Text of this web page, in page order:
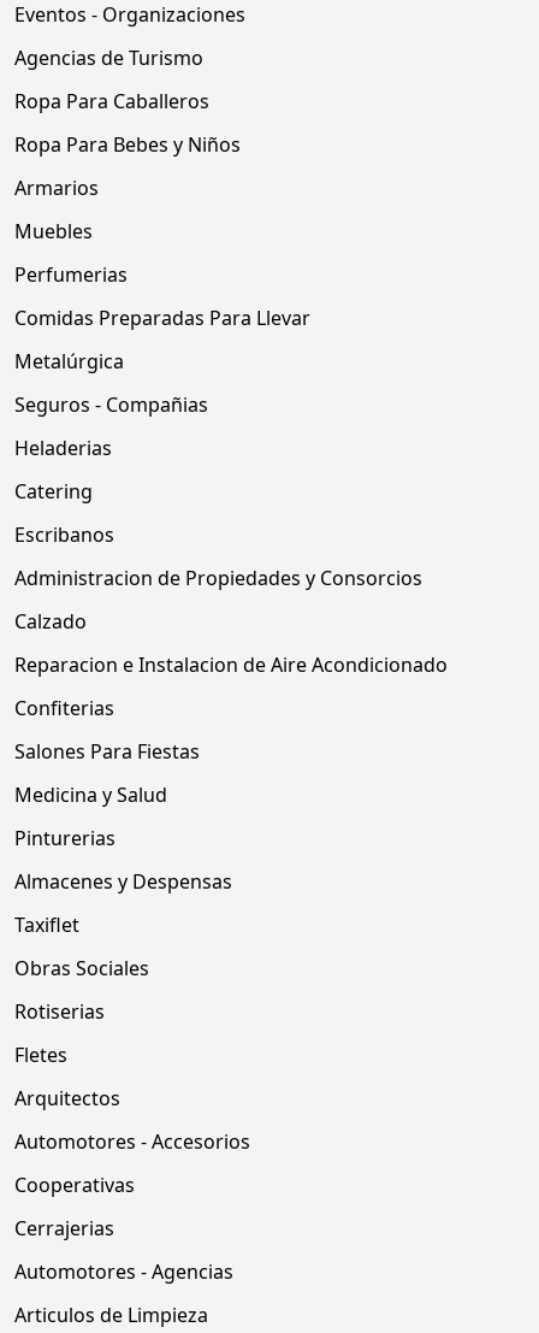
Eventos - Organizaciones
Agencias de Turismo
Ropa Para Caballeros
Ropa Para Bebes y Niños
Armarios
Muebles
Perfumerias
Comidas Preparadas Para Llevar
Metalúrgica
Seguros - Compañias
Heladerias
Catering
Escribanos
Administracion de Propiedades y Consorcios
Calzado
Reparacion e Instalacion de Aire Acondicionado
Confiterias
Salones Para Fiestas
Medicina y Salud
Pinturerias
Almacenes y Despensas
Taxiflet
Obras Sociales
Rotiserias
Fletes
Arquitectos
Automotores - Accesorios
Cooperativas
Cerrajerias
Automotores - Agencias
Articulos de Limpieza